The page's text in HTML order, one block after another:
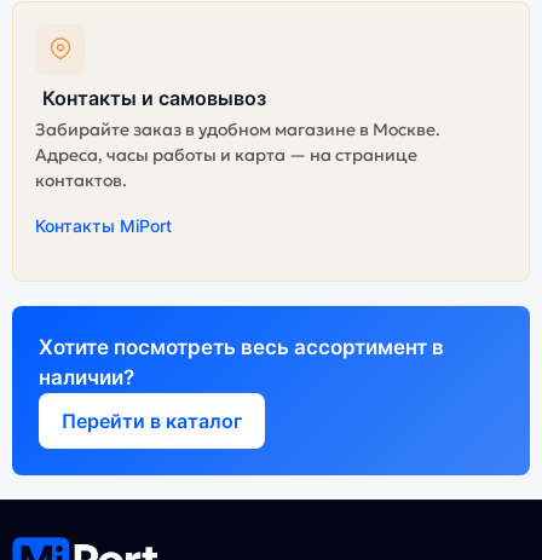
Контакты и самовывоз
Забирайте заказ в удобном магазине в Москве.
Адреса, часы работы и карта — на странице
контактов.
Контакты MiPort
Хотите посмотреть весь ассортимент в
наличии?
Перейти в каталог